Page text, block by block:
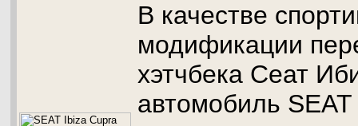
В качестве
модификации
хэтчбека Сеат
автомобиль